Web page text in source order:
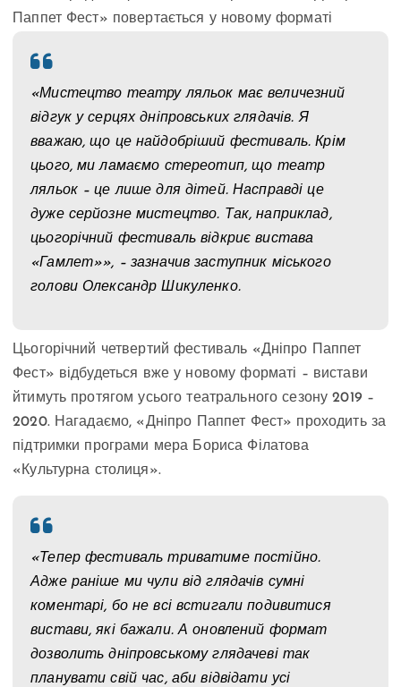
«Мистецтво театру ляльок має величезний
відгук у серцях дніпровських глядачів. Я
вважаю, що це найдобріший фестиваль. Крім
цього, ми ламаємо стереотип, що театр
ляльок – це лише для дітей. Насправді це
дуже серйозне мистецтво. Так, наприклад,
цьогорічний фестиваль відкриє вистава
«Гамлет»», – зазначив заступник міського
голови Олександр Шикуленко.
Цьогорічний четвертий фестиваль «Дніпро Паппет
Фест» відбудеться вже у новому форматі – вистави
йтимуть протягом усього театрального сезону 2019 –
2020. Нагадаємо, «Дніпро Паппет Фест» проходить за
підтримки програми мера Бориса Філатова
«Культурна столиця».
«Тепер фестиваль триватиме постійно.
Адже раніше ми чули від глядачів сумні
коментарі, бо не всі встигали подивитися
вистави, які бажали. А оновлений формат
дозволить дніпровському глядачеві так
планувати свій час, аби відвідати усі